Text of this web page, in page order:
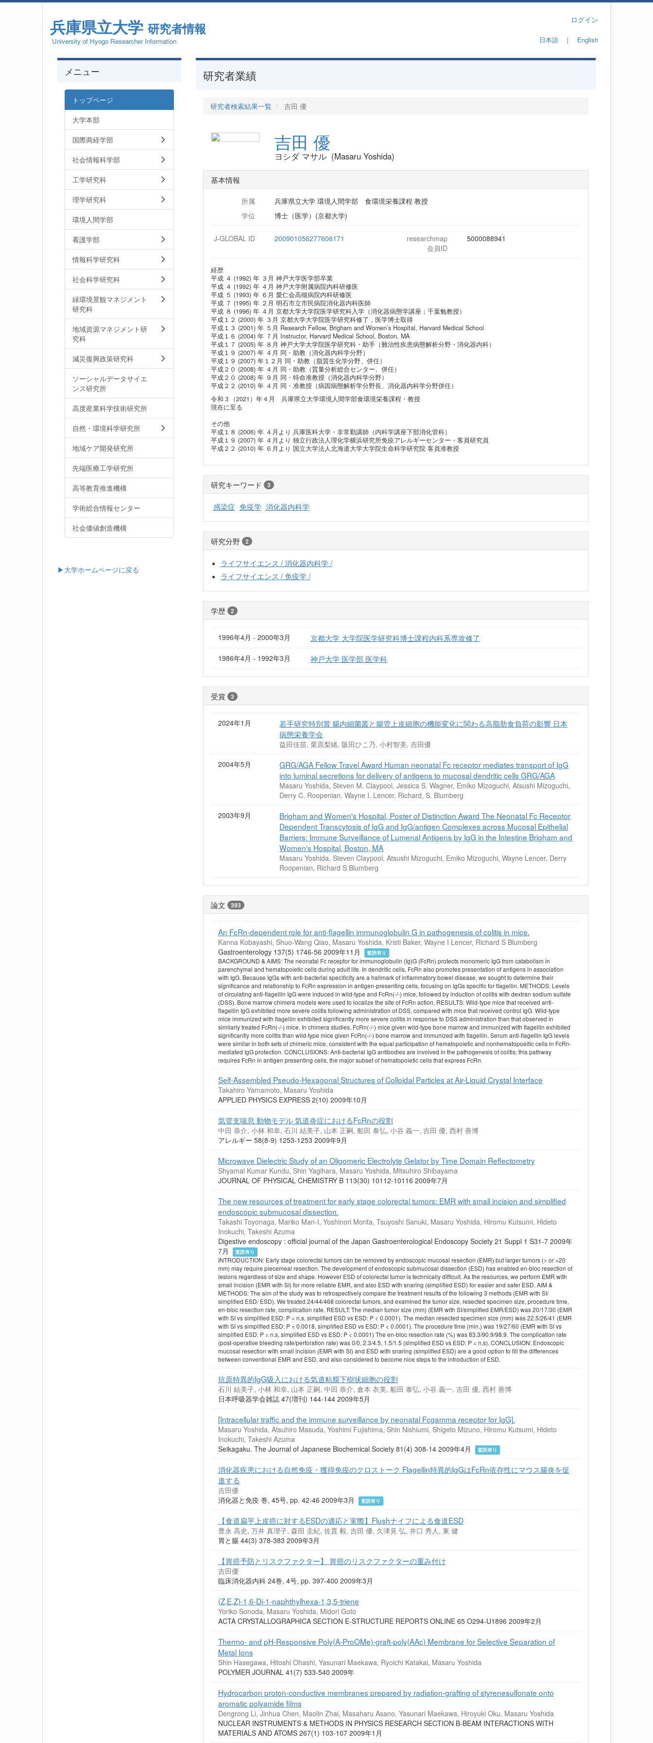
兵庫県立大学 研究者情報
University of Hyogo Researcher Information
ログイン
日本語｜ English
研究者業績
研究者検索結果一覧 吉田 優
吉田 優
ヨシダ マサル (Masaru Yoshida)
基本情報
所属
兵庫県立大学 環境人間学部 食環境栄養課程 教授
学位
博士（医学）(京都大学)
J-GLOBAL ID 200901056277606171
researchmap
会員ID
5000088941
経歴
平成 ４ (1992) 年 ３月 神戸大学医学部卒業
平成 ４ (1992) 年 ４月 神戸大学附属病院内科研修医
平成 ５ (1993) 年 ６月 愛仁会高槻病院内科研修医
平成 ７ (1995) 年 ２月 明石市立市民病院消化器内科医師
平成 ８ (1996) 年 ４月 京都大学大学院医学研究科入学（消化器病態学講座；千葉勉教授）
平成１２ (2000) 年 ３月 京都大学大学院医学研究科修了，医学博士取得
平成１３ (2001) 年 ５月 Research Fellow, Brigham and Women’s Hospital, Harvard Medical School
平成１６ (2004) 年 ７月 Instructor, Harvard Medical School, Boston, MA
平成１７ (2005) 年 ８月 神戸大学大学院医学研究科・助手（難治性疾患病態解析分野・消化器内科）
平成１９ (2007) 年 ４月 同・助教（消化器内科学分野）
平成１９ (2007) 年１２月 同・助教（脂質生化学分野、併任）
平成２０ (2008) 年 ４月 同・助教（質量分析総合センター、併任）
平成２０ (2008) 年 ９月 同・特命准教授（消化器内科学分野）
平成２２ (2010) 年 ４月 同・准教授（病因病態解析学分野長、消化器内科学分野併任）
令和３（2021）年４月 兵庫県立大学環境人間学部食環境栄養課程・教授
現在に至る
その他
平成１８ (2006) 年 ４月より 兵庫医科大学・非常勤講師（内科学講座下部消化管科）
平成１９ (2007) 年 ４月より 独立行政法人理化学横浜研究所免疫アレルギーセンター・客員研究員
平成２２ (2010) 年 ６月より 国立大学法人北海道大学大学院生命科学研究院 客員准教授
研究キーワード 3
感染症 免疫学 消化器内科学
研究分野 2
ライフサイエンス / 消化器内科学 /
ライフサイエンス / 免疫学 /
学歴 2
1996年4月 - 2000年3月 京都大学 大学院医学研究科博士課程内科系専攻修了
1986年4月 - 1992年3月 神戸大学 医学部 医学科
受賞 3
2024年1月
若手研究特別賞 腸内細菌叢と腸管上皮細胞の機能変化に関わる高脂肪食負荷の影響 日本
病態栄養学会
益田佳苗, 栗原梨緒, 阪田ひこ乃, 小村智美, 吉田優
2004年5月
GRG/AGA Fellow Travel Award Human neonatal Fc receptor mediates transport of IgG
into luminal secretions for delivery of antigens to mucosal dendritic cells GRG/AGA
Masaru Yoshida, Steven M. Claypool, Jessica S. Wagner, Emiko Mizoguchi, Atsushi Mizoguchi,
Derry C. Roopenian, Wayne I. Lencer, Richard, S. Blumberg
2003年9月
Brigham and Women's Hospital, Poster of Distinction Award The Neonatal Fc Receptor
Dependent Transcytosis of IgG and IgG/antigen Complexes across Mucosal Epithelial
Barriers: Immune Surveillance of Lumenal Antigens by IgG in the Intestine Brigham and
Women's Hospital, Boston, MA
Masaru Yoshida, Steven Claypool, Atsushi Mizoguchi, Emiko Mizoguchi, Wayne Lencer, Derry
Roopenian, Richard S Blumberg
論文 393
An FcRn-dependent role for anti-flagellin immunoglobulin G in pathogenesis of colitis in mice.
Kanna Kobayashi, Shuo-Wang Qiao, Masaru Yoshida, Kristi Baker, Wayne I Lencer, Richard S Blumberg
Gastroenterology 137(5) 1746-56 2009年11月
査読有り
BACKGROUND & AIMS: The neonatal Fc receptor for immunoglobulin (Ig)G (FcRn) protects monomeric IgG from catabolism in
parenchymal and hematopoietic cells during adult life. In dendritic cells, FcRn also promotes presentation of antigens in association
with IgG. Because IgGs with anti-bacterial specificity are a hallmark of inflammatory bowel disease, we sought to determine their
significance and relationship to FcRn expression in antigen-presenting cells, focusing on IgGs specific for flagellin. METHODS: Levels
of circulating anti-flagellin IgG were induced in wild-type and FcRn(-/-) mice, followed by induction of colitis with dextran sodium sulfate
(DSS). Bone marrow chimera models were used to localize the site of FcRn action. RESULTS: Wild-type mice that received anti-
flagellin IgG exhibited more severe colitis following administration of DSS, compared with mice that received control IgG. Wild-type
mice immunized with flagellin exhibited significantly more severe colitis in response to DSS administration than that observed in
similarly treated FcRn(-/-) mice. In chimera studies, FcRn(-/-) mice given wild-type bone marrow and immunized with flagellin exhibited
significantly more colitis than wild-type mice given FcRn(-/-) bone marrow and immunized with flagellin. Serum anti-flagellin IgG levels
were similar in both sets of chimeric mice, consistent with the equal participation of hematopoietic and nonhematopoeitic cells in FcRn-
mediated IgG protection. CONCLUSIONS: Anti-bacterial IgG antibodies are involved in the pathogenesis of colitis; this pathway
requires FcRn in antigen presenting cells, the major subset of hematopoietic cells that express FcRn.
Self-Assembled Pseudo-Hexagonal Structures of Colloidal Particles at Air-Liquid Crystal Interface
Takahiro Yamamoto, Masaru Yoshida
APPLIED PHYSICS EXPRESS 2(10) 2009年10月
気管支喘息 動物モデル 気道炎症におけるFcRnの役割
中田 恭介, 小林 和幸, 石川 結美子, 山本 正嗣, 船田 泰弘, 小谷 義一, 吉田 優, 西村 善博
アレルギー 58(8-9) 1253-1253 2009年9月
Microwave Dielectric Study of an Oligomeric Electrolyte Gelator by Time Domain Reflectometry
Shyamal Kumar Kundu, Shin Yagihara, Masaru Yoshida, Mitsuhiro Shibayama
JOURNAL OF PHYSICAL CHEMISTRY B 113(30) 10112-10116 2009年7月
The new resources of treatment for early stage colorectal tumors: EMR with small incision and simplified
endoscopic submucosal dissection.
Takashi Toyonaga, Mariko Man-I, Yoshinori Morita, Tsuyoshi Sanuki, Masaru Yoshida, Hiromu Kutsumi, Hideto
Inokuchi, Takeshi Azuma
Digestive endoscopy : official journal of the Japan Gastroenterological Endoscopy Society 21 Suppl 1 S31-7 2009年
7月
査読有り
INTRODUCTION: Early stage colorectal tumors can be removed by endoscopic mucosal resection (EMR) but larger tumors (> or =20
mm) may require piecemeal resection. The development of endoscopic submucosal dissection (ESD) has enabled en-bloc resection of
lesions regardless of size and shape. However ESD of colorectal tumor is technically difficult. As the resources, we perform EMR with
small incision (EMR with SI) for more reliable EMR, and also ESD with snaring (simplified ESD) for easier and safer ESD. AIM &
METHODS: The aim of the study was to retrospectively compare the treatment results of the following 3 methods (EMR with SI/
simplified ESD/ ESD). We treated 24/44/468 colorectal tumors, and examined the tumor size, resected specimen size, procedure time,
en-bloc resection rate, complication rate. RESULT: The median tumor size (mm) (EMR with SI/simplified EMR/ESD) was 20/17/30 (EMR
with SI vs simplified ESD: P = n.s, simplified ESD vs ESD: P < 0.0001). The median resected specimen size (mm) was 22.5/26/41 (EMR
with SI vs simplified ESD: P = 0.0018, simplified ESD vs ESD: P < 0.0001). The procedure time (min.) was 19/27/60 (EMR with SI vs
simplified ESD: P = n.s, simplified ESD vs ESD: P < 0.0001) The en-bloc resection rate (%) was 83.3/90.9/98.9. The complication rate
(post-operative bleeding rate/perforation rate) was 0/0, 2.3/4.5, 1.5/1.5 (simplified ESD vs ESD: P = n.s). CONCLUSION: Endoscopic
mucosal resection with small incision (EMR with SI) and ESD with snaring (simplified ESD) are a good option to fill the differences
between conventional EMR and ESD, and also considered to become nice steps to the introduction of ESD.
抗原特異的IgG吸入における気道粘膜下樹状細胞の役割
石川 結美子, 小林 和幸, 山本 正嗣, 中田 恭介, 倉本 衣美, 船田 泰弘, 小谷 義一, 吉田 優, 西村 善博
日本呼吸器学会雑誌 47(増刊) 144-144 2009年5月
[Intracellular traffic and the immune surveillance by neonatal Fcgamma receptor for IgG].
Masaru Yoshida, Atsuhiro Masuda, Yoshimi Fujishima, Shin Nishiumi, Shigeto Mizuno, Hiromu Kutsumi, Hideto
Inokuchi, Takeshi Azuma
Seikagaku. The Journal of Japanese Biochemical Society 81(4) 308-14 2009年4月
査読有り
消化器疾患における自然免疫・獲得免疫のクロストーク Flagellin特異的IgGはFcRn依存性にマウス腸炎を促
進する
吉田優
消化器と免疫 巻, 45号, pp. 42-46 2009年3月
査読有り
【食道扁平上皮癌に対するESDの適応と実際】Flushナイフによる食道ESD
豊永 高史, 万井 真理子, 森田 圭紀, 佐貫 毅, 吉田 優, 久津見 弘, 井口 秀人, 東 健
胃と腸 44(3) 378-383 2009年3月
【胃癌予防とリスクファクター】 胃癌のリスクファクターの重み付け
吉田優
臨床消化器内科 24巻, 4号, pp. 397-400 2009年3月
(Z,E,Z)-1,6-Di-1-naphthylhexa-1,3,5-triene
Yoriko Sonoda, Masaru Yoshida, Midori Goto
ACTA CRYSTALLOGRAPHICA SECTION E-STRUCTURE REPORTS ONLINE 65 O294-U1896 2009年2月
Thermo- and pH-Responsive Poly(A-ProOMe)-graft-poly(AAc) Membrane for Selective Separation of
Metal Ions
Shin Hasegawa, Hitoshi Ohashi, Yasunari Maekawa, Ryoichi Katakai, Masaru Yoshida
POLYMER JOURNAL 41(7) 533-540 2009年
Hydrocarbon proton-conductive membranes prepared by radiation-grafting of styrenesulfonate onto
aromatic polyamide films
Dengrong Li, Jinhua Chen, Maolin Zhai, Masaharu Asano, Yasunari Maekawa, Hiroyuki Oku, Masaru Yoshida
NUCLEAR INSTRUMENTS & METHODS IN PHYSICS RESEARCH SECTION B-BEAM INTERACTIONS WITH
MATERIALS AND ATOMS 267(1) 103-107 2009年1月
メニュー
トップページ
大学本部
国際商経学部
社会情報科学部
工学研究科
理学研究科
環境人間学部
看護学部
情報科学研究科
社会科学研究科
緑環境景観マネジメント
研究科
地域資源マネジメント研
究科
減災復興政策研究科
ソーシャルデータサイエ
ンス研究所
高度産業科学技術研究所
自然・環境科学研究所
地域ケア開発研究所
先端医療工学研究所
高等教育推進機構
学術総合情報センター
社会価値創造機構
▶大学ホームページに戻る